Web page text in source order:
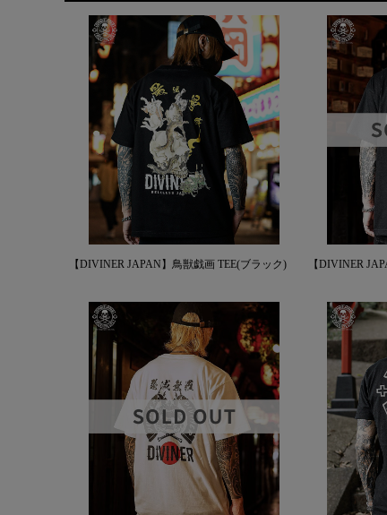
【DIVINER JAPAN】鳥獣戯画 TEE(ブラック) 【DIVINER